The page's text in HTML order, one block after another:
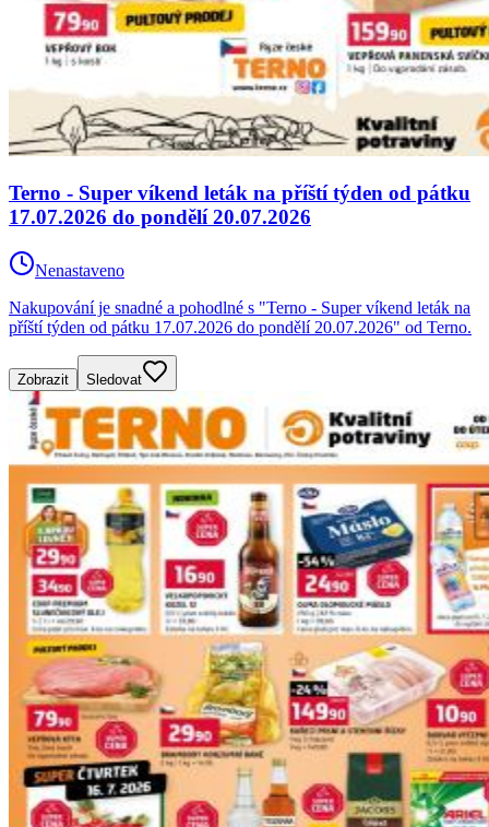
Terno - Super víkend leták na příští týden od pátku
17.07.2026 do pondělí 20.07.2026
Nenastaveno
Nakupování je snadné a pohodlné s "Terno - Super víkend leták na
příští týden od pátku 17.07.2026 do pondělí 20.07.2026" od Terno.
Zobrazit Sledovat